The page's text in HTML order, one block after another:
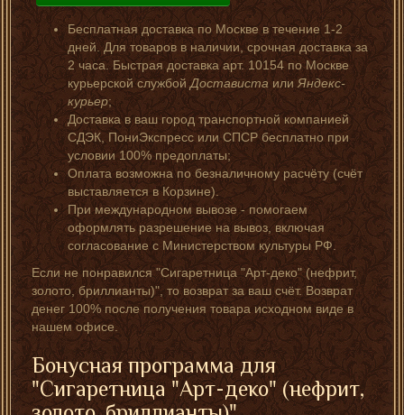
Бесплатная доставка по Москве в течение 1-2
дней. Для товаров в наличии, срочная доставка за
2 часа. Быстрая доставка арт. 10154 по Москве
курьерской службойДоставистаилиЯндекс-
курьер;
Доставка в ваш город транспортной компанией
СДЭК, ПониЭкспресс или СПСР бесплатно при
условии 100% предоплаты;
Оплата возможна по безналичному расчёту (счёт
выставляется в Корзине).
При международном вывозе - помогаем
оформлять разрешение на вывоз, включая
согласование с Министерством культуры РФ.
Если не понравился "Сигаретница "Арт-деко" (нефрит,
золото, бриллианты)", то возврат за ваш счёт. Возврат
денег 100% после получения товара исходном виде в
нашем офисе.
Бонусная программа для
"Сигаретница "Арт-деко" (нефрит,